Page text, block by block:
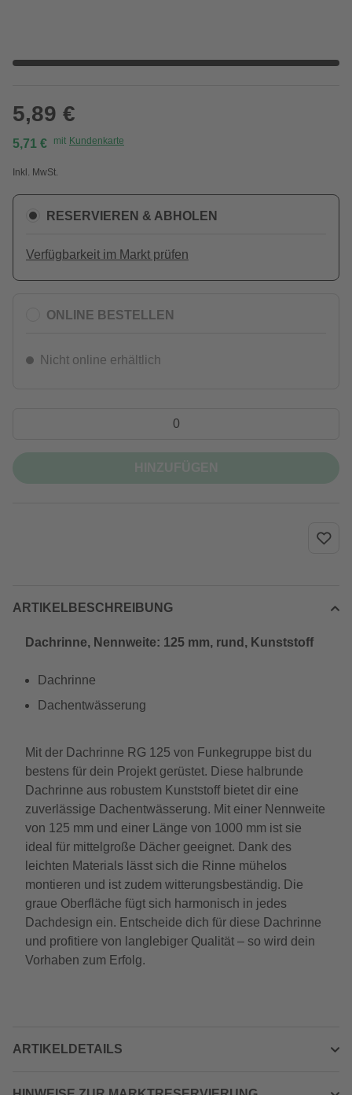
5,89 €
5,71 € mit Kundenkarte
Inkl. MwSt.
RESERVIEREN & ABHOLEN
Verfügbarkeit im Markt prüfen
ONLINE BESTELLEN
Nicht online erhältlich
ARTIKELBESCHREIBUNG
Dachrinne, Nennweite: 125 mm, rund, Kunststoff
Dachrinne
Dachentwässerung
Mit der Dachrinne RG 125 von Funkegruppe bist du
bestens für dein Projekt gerüstet. Diese halbrunde
Dachrinne aus robustem Kunststoff bietet dir eine
zuverlässige Dachentwässerung. Mit einer Nennweite
von 125 mm und einer Länge von 1000 mm ist sie
ideal für mittelgroße Dächer geeignet. Dank des
leichten Materials lässt sich die Rinne mühelos
montieren und ist zudem witterungsbeständig. Die
graue Oberfläche fügt sich harmonisch in jedes
Dachdesign ein. Entscheide dich für diese Dachrinne
und profitiere von langlebiger Qualität – so wird dein
Vorhaben zum Erfolg.
ARTIKELDETAILS